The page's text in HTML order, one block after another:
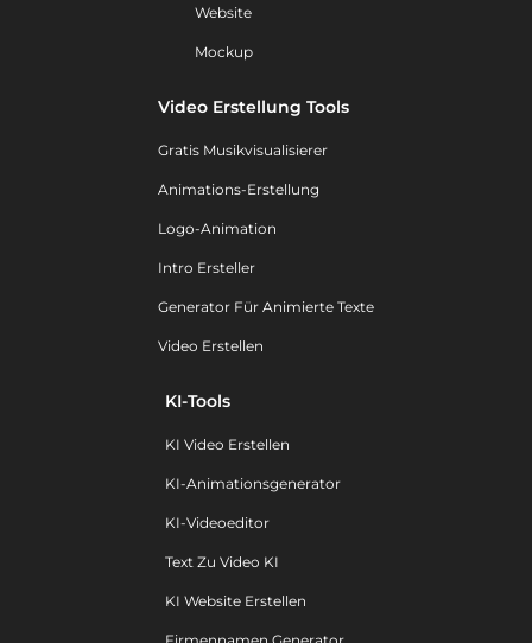
Website
Mockup
Video Erstellung Tools
Gratis Musikvisualisierer
Animations-Erstellung
Logo-Animation
Intro Ersteller
Generator Für Animierte Texte
Video Erstellen
KI-Tools
KI Video Erstellen
KI-Animationsgenerator
KI-Videoeditor
Text Zu Video KI
KI Website Erstellen